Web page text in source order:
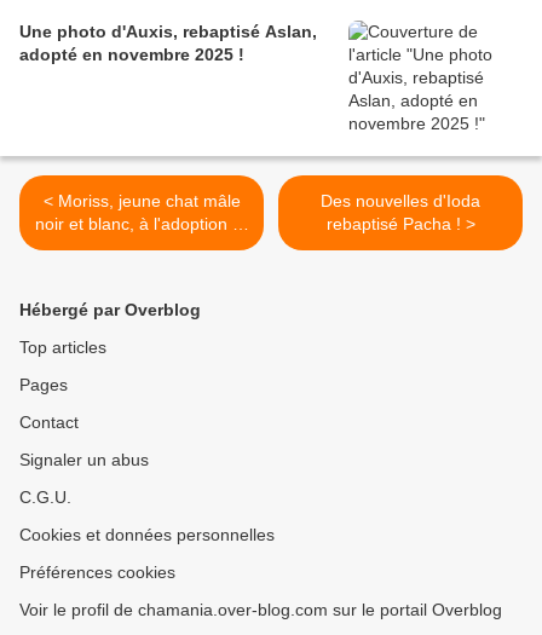
Une photo d'Auxis, rebaptisé Aslan,
adopté en novembre 2025 !
< Moriss, jeune chat mâle
noir et blanc, à l'adoption ->
adopté
Des nouvelles d'Ioda
rebaptisé Pacha ! >
Hébergé par Overblog
Top articles
Pages
Contact
Signaler un abus
C.G.U.
Cookies et données personnelles
Préférences cookies
Voir le profil de chamania.over-blog.com sur le portail Overblog